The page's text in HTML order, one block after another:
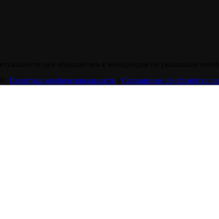
цен обращайтесь к менеджерам по указанным
| Политика конфиденциальности Соглашение об обработке